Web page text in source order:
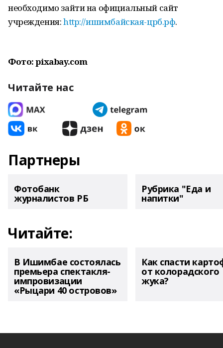
необходимо зайти на официальный сайт
учреждения:http://ишимбайская-црб.рф.
Фото: pixabay.com
Читайте нас
Партнеры
Фотобанк
журналистов РБ
Рубрика "Еда и
напитки"
Читайте:
В Ишимбае состоялась
премьера спектакля-
импровизации
«Рыцари 40 островов»
Как спасти
от колорадского
жука?